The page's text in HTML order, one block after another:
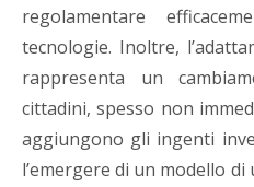
regolamentare
tecnologie. Inoltre,
rappresenta un
cittadini, spesso non
aggiungono gli ingenti
l’emergere di un modello